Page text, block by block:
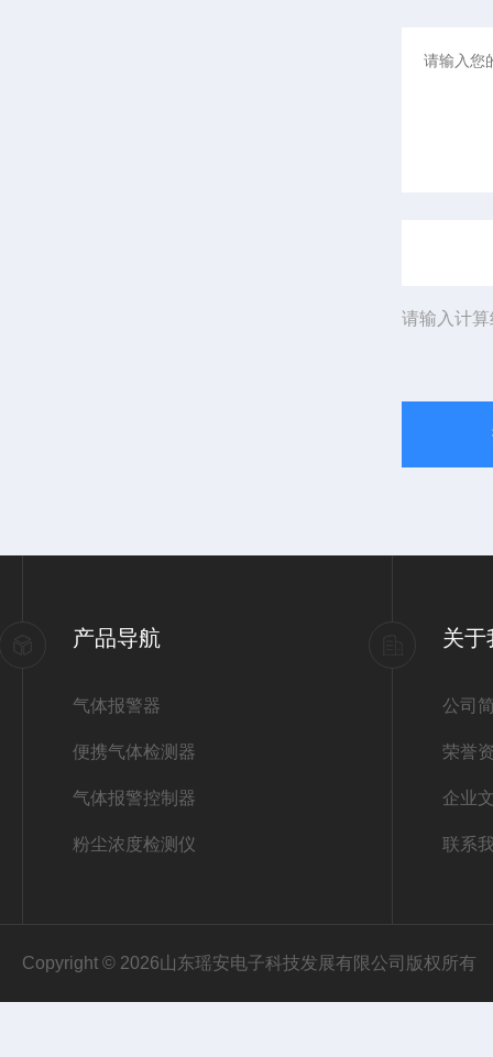
请输入计
产品导航
气体报警器
便携气体检测器
气体报警控制器
粉尘浓度检测仪
关于
公司
荣誉
企业
联系
Copyright © 2026山东瑶安电子科技发展有限公司版权所有